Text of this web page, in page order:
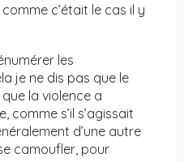
c’était le cas il y
les
je ne dis pas que le
la violence a
comme s’il s’agissait
d’une autre
camoufler, pour